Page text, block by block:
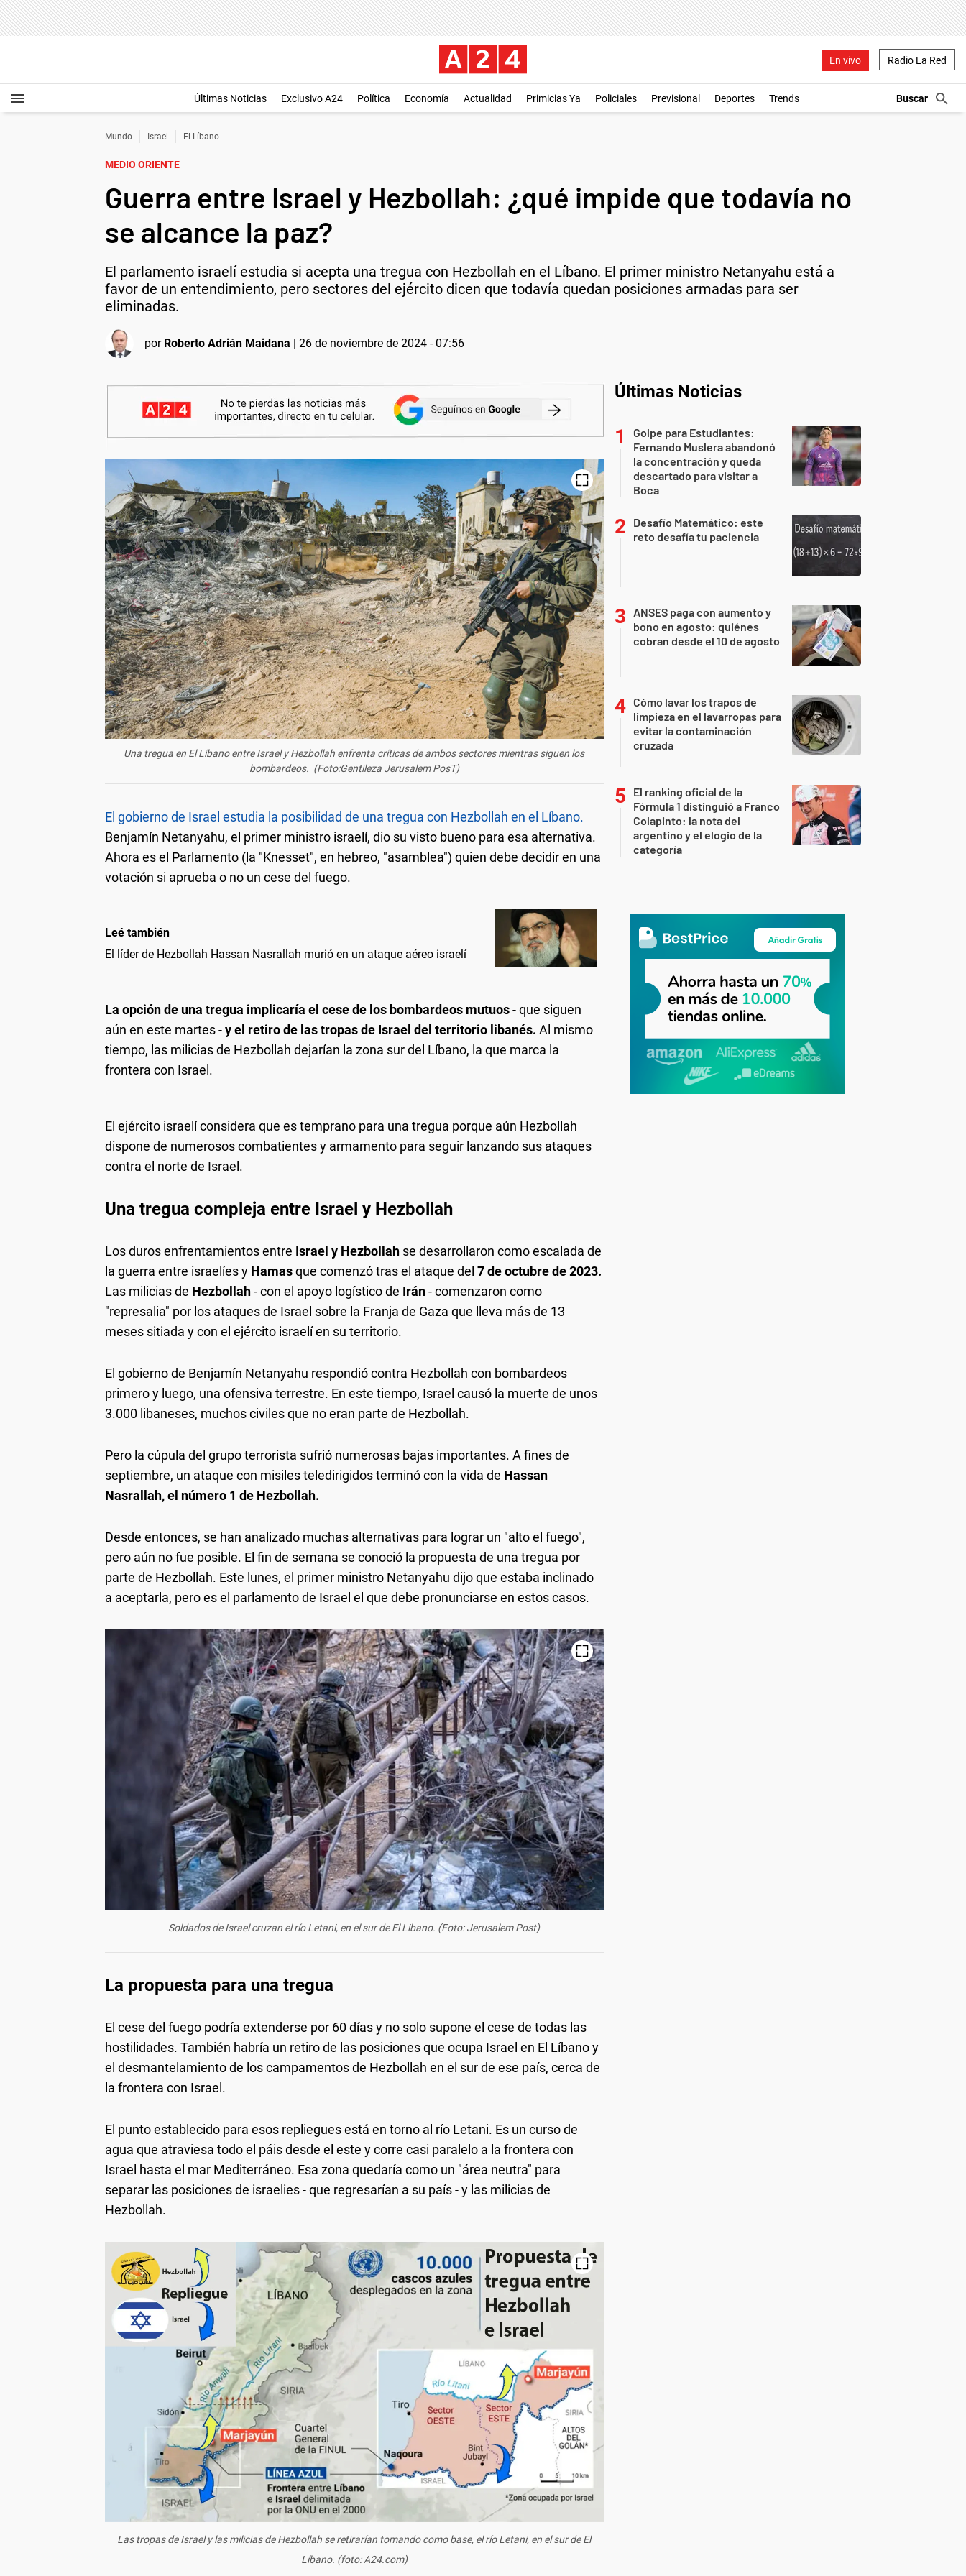
En vivo Radio La Red
Últimas Noticias Exclusivo A24 Política Economía Actualidad Primicias Ya Policiales Previsional Deportes Trends
Mundo Israel El Líbano
MEDIO ORIENTE
Guerra entre Israel y Hezbollah: ¿qué impide que todavía no
se alcance la paz?
El parlamento israelí estudia si acepta una tregua con Hezbollah en el Líbano. El primer ministro Netanyahu está a
favor de un entendimiento, pero sectores del ejército dicen que todavía quedan posiciones armadas para ser
eliminadas.
por Roberto Adrián Maidana | 26 de noviembre de 2024 - 07:56
Una tregua en El Líbano entre Israel y Hezbollah enfrenta críticas de ambos sectores mientras siguen los
bombardeos. (Foto:Gentileza Jerusalem PosT)
El gobierno de Israel estudia la posibilidad de una tregua con Hezbollah en el Líbano.
Benjamín Netanyahu, el primer ministro israelí, dio su visto bueno para esa alternativa.
Ahora es el Parlamento (la "Knesset", en hebreo, "asamblea") quien debe decidir en una
votación si aprueba o no un cese del fuego.
Leé también
El líder de Hezbollah Hassan Nasrallah murió en un ataque aéreo israelí
La opción de una tregua implicaría el cese de los bombardeos mutuos- que siguen
aún en este martes -y el retiro de las tropas de Israel del territorio libanés. Al mismo
tiempo, las milicias de Hezbollah dejarían la zona sur del Líbano, la que marca la
frontera con Israel.
El ejército israelí considera que es temprano para una tregua porque aún Hezbollah
dispone de numerosos combatientes y armamento para seguir lanzando sus ataques
contra el norte de Israel.
Una tregua compleja entre Israel y Hezbollah
Los duros enfrentamientos entre Israel y Hezbollah se desarrollaron como escalada de
la guerra entre israelíes y Hamasque comenzó tras el ataque del 7 de octubre de 2023.
Las milicias de Hezbollah- con el apoyo logístico de Irán- comenzaron como
"represalia" por los ataques de Israel sobre la Franja de Gaza que lleva más de 13
meses sitiada y con el ejército israelí en su territorio.
El gobierno de Benjamín Netanyahu respondió contra Hezbollah con bombardeos
primero y luego, una ofensiva terrestre. En este tiempo, Israel causó la muerte de unos
3.000 libaneses, muchos civiles que no eran parte de Hezbollah.
Pero la cúpula del grupo terrorista sufrió numerosas bajas importantes. A fines de
septiembre, un ataque con misiles teledirigidos terminó con la vida de Hassan
Nasrallah, el número 1 de Hezbollah.
Desde entonces, se han analizado muchas alternativas para lograr un "alto el fuego",
pero aún no fue posible. El fin de semana se conoció la propuesta de una tregua por
parte de Hezbollah. Este lunes, el primer ministro Netanyahu dijo que estaba inclinado
a aceptarla, pero es el parlamento de Israel el que debe pronunciarse en estos casos.
Soldados de Israel cruzan el río Letani, en el sur de El Libano. (Foto: Jerusalem Post)
La propuesta para una tregua
El cese del fuego podría extenderse por 60 días y no solo supone el cese de todas las
hostilidades. También habría un retiro de las posiciones que ocupa Israel en El Líbano y
el desmantelamiento de los campamentos de Hezbollah en el sur de ese país, cerca de
la frontera con Israel.
El punto establecido para esos repliegues está en torno al río Letani. Es un curso de
agua que atraviesa todo el páis desde el este y corre casi paralelo a la frontera con
Israel hasta el mar Mediterráneo. Esa zona quedaría como un "área neutra" para
separar las posiciones de israelies - que regresarían a su país - y las milicias de
Hezbollah.
Las tropas de Israel y las milicias de Hezbollah se retirarían tomando como base, el río Letani, en el sur de El
Líbano. (foto: A24.com)
Últimas Noticias
Golpe para Estudiantes:
Fernando Muslera abandonó
la concentración y queda
descartado para visitar a
Boca
Desafío Matemático: este
reto desafía tu paciencia
ANSES paga con aumento y
bono en agosto: quiénes
cobran desde el 10 de agosto
Cómo lavar los trapos de
limpieza en el lavarropas para
evitar la contaminación
cruzada
El ranking oficial de la
Fórmula 1 distinguió a Franco
Colapinto: la nota del
argentino y el elogio de la
categoría